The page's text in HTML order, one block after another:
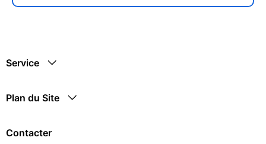
Service
Plan du Site
Contacter